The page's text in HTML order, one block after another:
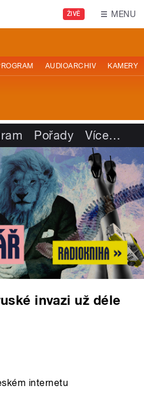
ŽIVĚ MENU
AUDIOARCHIV KAMERY
Pořady Více…
invazi už déle
internetu